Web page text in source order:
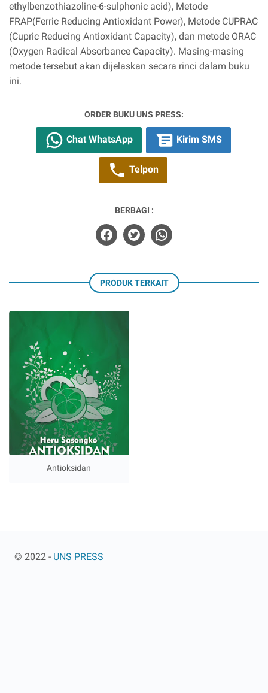
ethylbenzothiazoline-6-sulphonic acid), Metode
FRAP(Ferric Reducing Antioxidant Power), Metode CUPRAC
(Cupric Reducing Antioxidant Capacity), dan metode ORAC
(Oxygen Radical Absorbance Capacity). Masing-masing
metode tersebut akan dijelaskan secara rinci dalam buku
ini.
ORDER BUKU UNS PRESS:
Chat WhatsApp Kirim SMS
Telpon
BERBAGI :
PRODUK TERKAIT
Antioksidan
© 2022 - UNS PRESS